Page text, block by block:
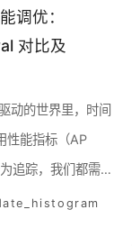
调优：
对比及
性能指标（AP
追踪，我们都需要
价值的洞察。Ela